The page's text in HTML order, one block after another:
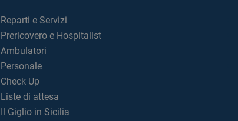
Reparti e Servizi
Prericovero e Hospitalist
Ambulatori
Personale
Check Up
Liste di attesa
Il Giglio in Sicilia